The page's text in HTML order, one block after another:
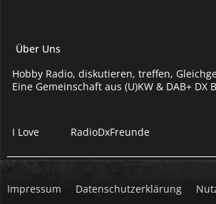
Über Uns
Hobby Radio, diskutieren, treffen,
Eine Gemeinschaft aus (U)KW & DAB+ DX
I Love RadioDxFreunde
Impressum Datenschutzerklärung